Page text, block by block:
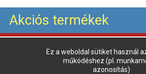
Ez a weboldal sütiket használ
működéshez (pl.
azonosítás)
Akciós termékek
Partnereink